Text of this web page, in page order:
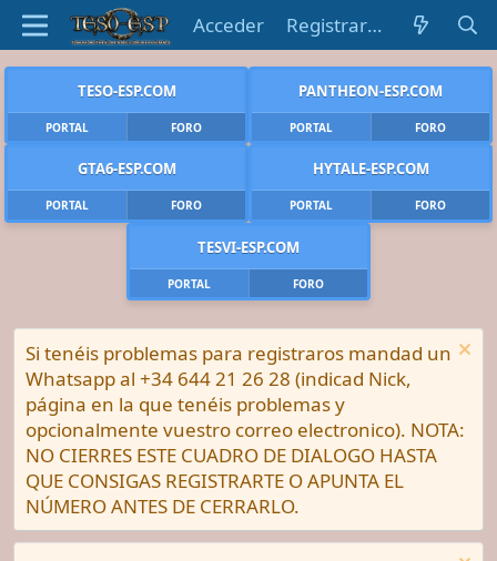
Acceder Registrarse
TESO-ESP.COM
PORTAL FORO
PANTHEON-ESP.COM
PORTAL FORO
GTA6-ESP.COM
PORTAL FORO
HYTALE-ESP.COM
PORTAL FORO
TESVI-ESP.COM
PORTAL FORO
Si tenéis problemas para registraros mandad un
Whatsapp al +34 644 21 26 28 (indicad Nick,
página en la que tenéis problemas y
opcionalmente vuestro correo electronico). NOTA:
NO CIERRES ESTE CUADRO DE DIALOGO HASTA
QUE CONSIGAS REGISTRARTE O APUNTA EL
NÚMERO ANTES DE CERRARLO.